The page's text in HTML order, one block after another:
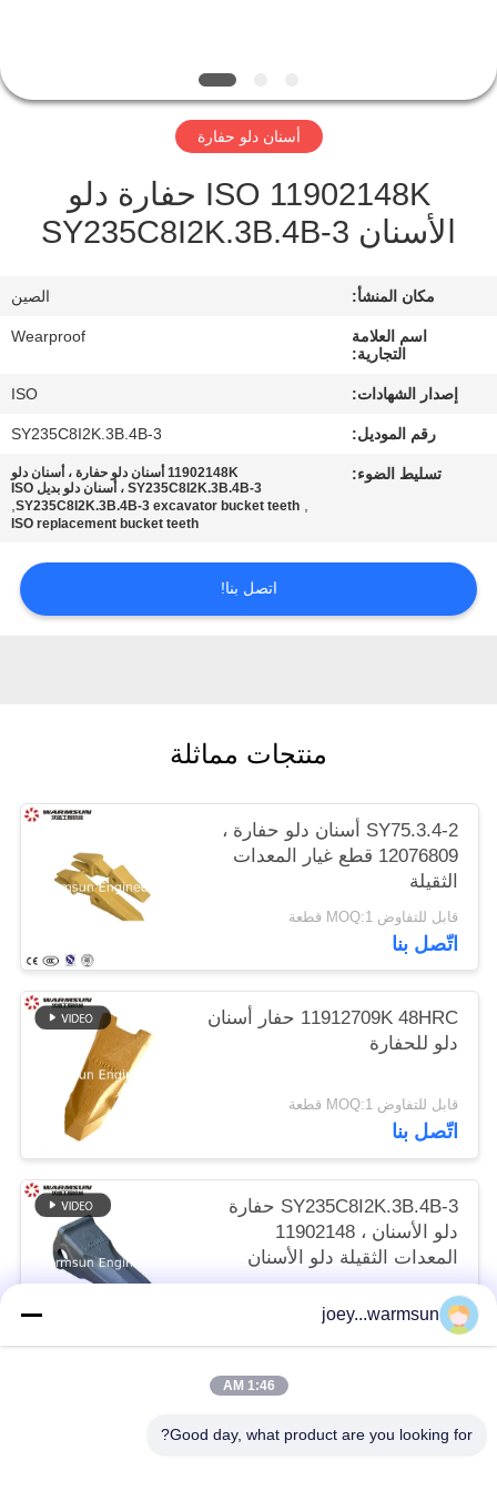
الجودة
اقتباس
خريطة
الموقع
PRIVACY
أسنان دلو حفارة
ISO 11902148K حفارة دلو
الأسنان SY235C8I2K.3B.4B-3
مكان المنشأ: الصين
اسم العلامة
التجارية:
Wearproof
إصدار الشهادات: ISO
رقم الموديل: SY235C8I2K.3B.4B-3
تسليط الضوء:
11902148K أسنان دلو حفارة ، أسنان دلو
SY235C8I2K.3B.4B-3 ، أسنان دلو بديل ISO
,
SY235C8I2K.3B.4B-3 excavator bucket teeth
,
ISO replacement bucket teeth
اتصل بنا!
منتجات مماثلة
SY75.3.4-2 أسنان دلو حفارة ،
12076809 قطع غيار المعدات
الثقيلة
قابل للتفاوض MOQ:1 قطعة
اتّصل بنا
11912709K 48HRC حفار أسنان
دلو للحفارة
قابل للتفاوض MOQ:1 قطعة
اتّصل بنا
SY235C8I2K.3B.4B-3 حفارة
دلو الأسنان ، 11902148
المعدات الثقيلة دلو الأسنان
قابل للتفاوض MOQ:1 قطعة
اتّصل بنا
joey...warmsun
1:46 AM
Good day, what product are you looking for?